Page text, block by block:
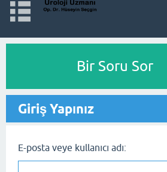
Bir Soru Sor
Giriş Yapınız
E-posta veye kullanıcı adı: